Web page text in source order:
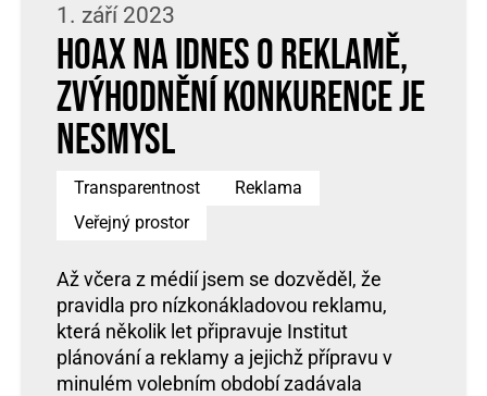
1. září 2023
Hoax na iDnes o reklamě,
zvýhodnění konkurence je
nesmysl
Transparentnost
Reklama
Veřejný prostor
Až včera z médií jsem se dozvěděl, že
pravidla pro nízkonákladovou reklamu,
která několik let připravuje Institut
plánování a reklamy a jejichž přípravu v
minulém volebním období zadávala